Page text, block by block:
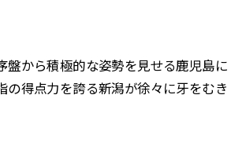
盤から積極的な姿勢を見せる鹿児島に
の得点力を誇る新潟が徐々に牙をむき